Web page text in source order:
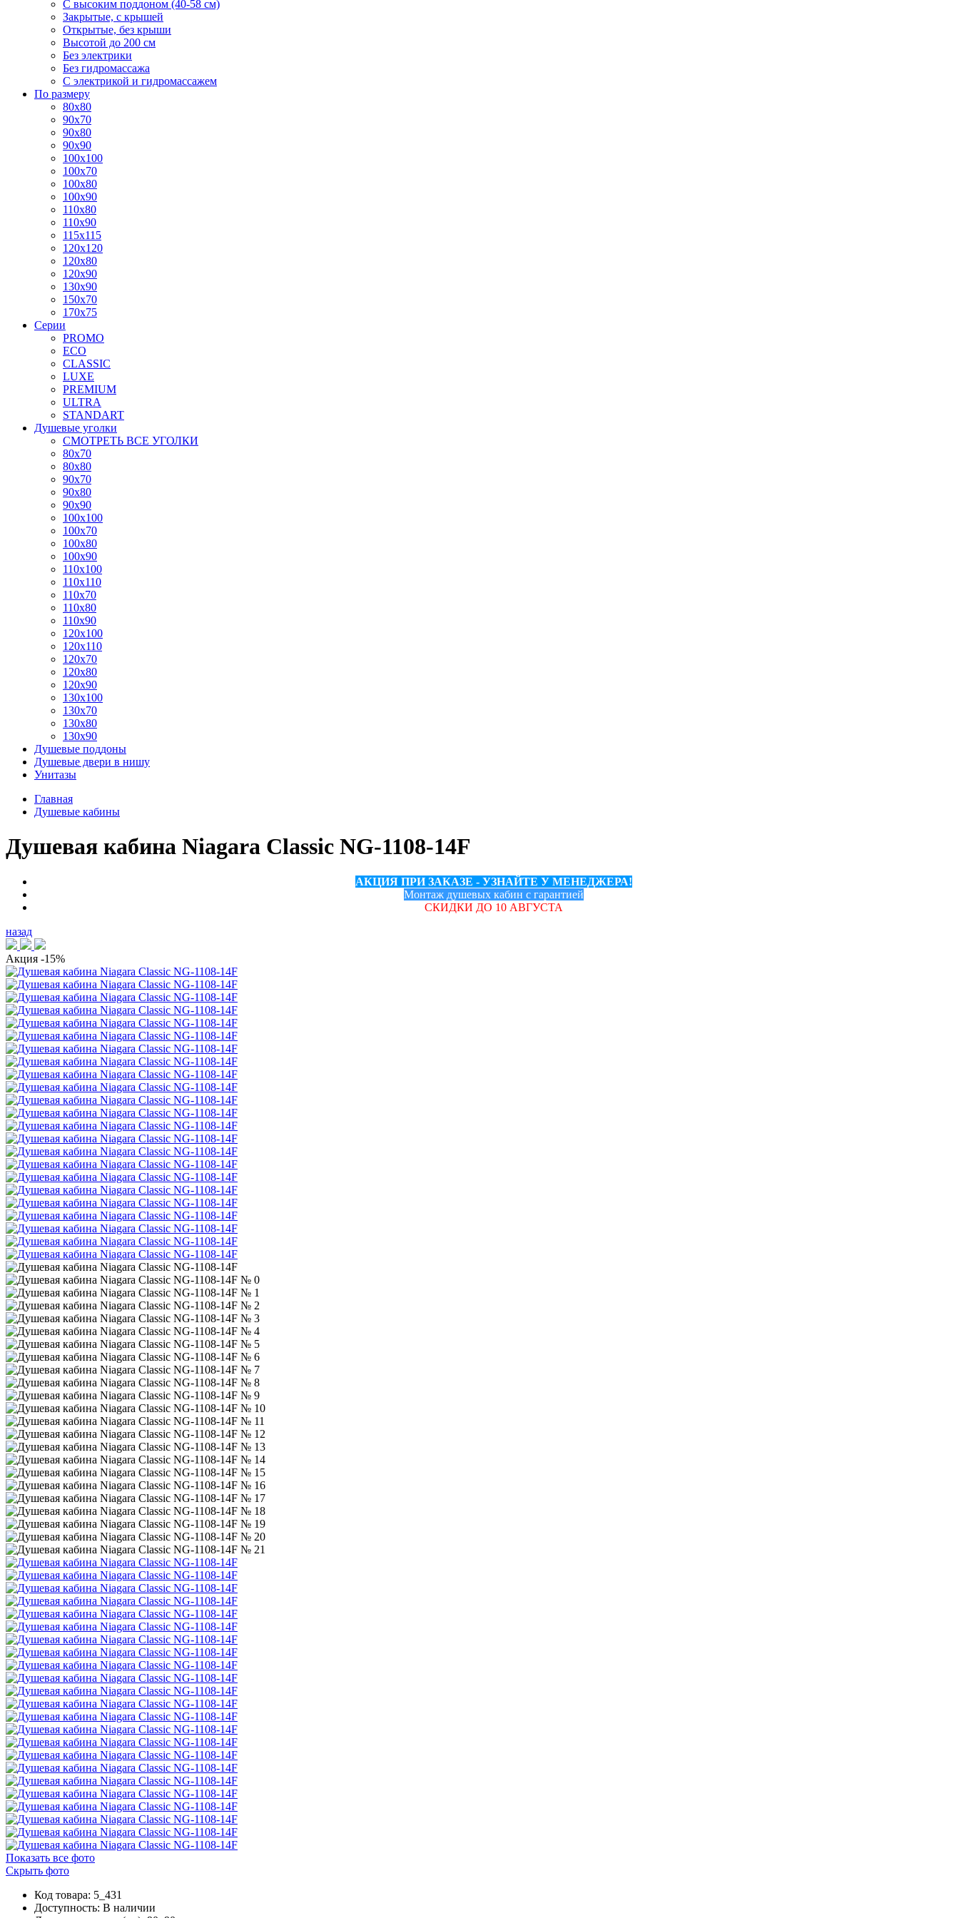
С высоким поддоном (40-58 см)
Закрытые, с крышей
Открытые, без крыши
Высотой до 200 см
Без электрики
Без гидромассажа
С электрикой и гидромассажем
По размеру
80x80
90x70
90x80
90x90
100x100
100x70
100x80
100x90
110x80
110x90
115x115
120x120
120x80
120x90
130x90
150x70
170x75
Серии
PROMO
ECO
CLASSIC
LUXE
PREMIUM
ULTRA
STANDART
Душевые уголки
СМОТРЕТЬ ВСЕ УГОЛКИ
80x70
80x80
90x70
90x80
90x90
100x100
100x70
100x80
100x90
110x100
110x110
110x70
110x80
110x90
120x100
120x110
120x70
120x80
120x90
130x100
130x70
130x80
130x90
Душевые поддоны
Душевые двери в нишу
Унитазы
Главная
Душевые кабины
Душевая кабина Niagara Classic NG-1108-14F
АКЦИЯ ПРИ ЗАКАЗЕ - УЗНАЙТЕ У МЕНЕДЖЕРА!
Монтаж душевых кабин с гарантией
СКИДКИ ДО 10 АВГУСТА
назад
Акция -15%
Показать все фото
Скрыть фото
Код товара: 5_431
Доступность: В наличии